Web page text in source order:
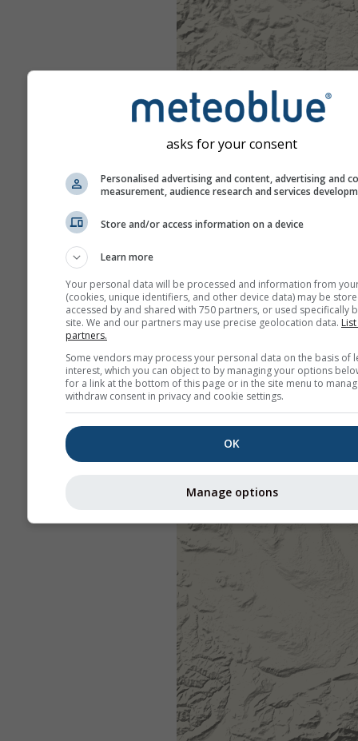
asks for your consent
Personalised advertising and content, advertising and
measurement, audience research and services
Store and/or access information on a device
Learn more
Your personal data will be processed and information from
(cookies, unique identifiers, and other device data) may be
accessed by and shared with 750 partners, or used specifically
site. We and our partners may use precise geolocation data.
partners.
Some vendors may process your personal data on the basis of
interest, which you can object to by managing your options
for a link at the bottom of this page or in the site menu to
withdraw consent in privacy and cookie settings.
OK
Manage options